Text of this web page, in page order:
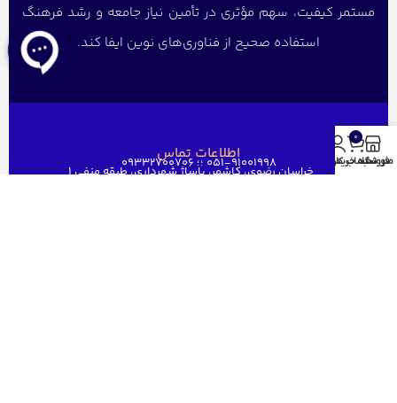
مستمر کیفیت، سهم مؤثری در تأمین نیاز جامعه و رشد فرهنگ
استفاده صحیح از فناوری‌های نوین ایفا کند.
اطلاعات تماس051-91001998 ؛؛ 09332700706
خراسان رضوی، کاشمر، پاساژ شهرداری، طبقه منفی ۱
منوفروشگاه
0
سبد خرید
حساب کاربری من